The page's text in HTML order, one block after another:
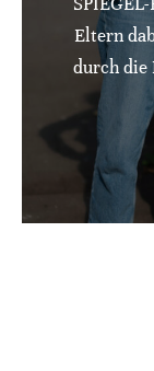
Eltern
durch die